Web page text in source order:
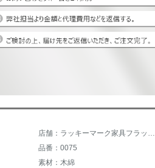
店舗：ラッキーマーク家具フラッグショップ
品番：0075
素材：木綿